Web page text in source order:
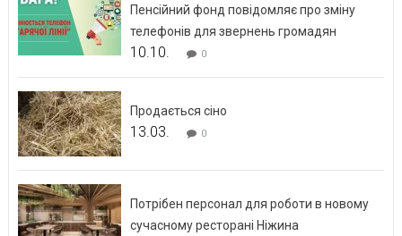
Пенсійний фонд повідомляє про зміну
телефонів для звернень громадян
10.10. 0
Продається сіно
13.03. 0
Потрібен персонал для роботи в новому
сучасному ресторані Ніжина